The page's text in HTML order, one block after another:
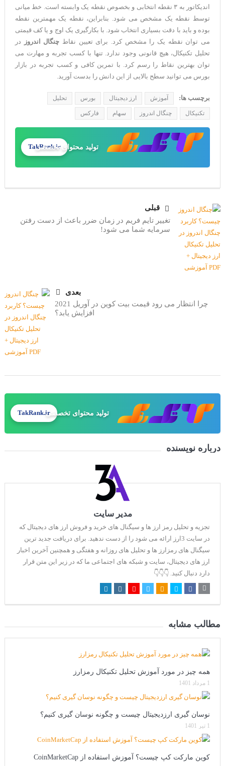
اندیکاتور به ۳ نقطه انتخابی و بخصوص نقطه یک وابسته است. خط میانی
توسط نقطه یک مشخص می شود. بنابراین، نقطه یک مهمترین نقطه
بوده و باید با دقت بسیاری انتخاب شود. با بکارگیری یک اوج و یا کف قیمتی
می توان نقطه یک را مشخص کرد. برای تعیین نقاط چنگال اندروز در
تحلیل تکنیکال، هیچ قانونی وجود ندارد. تنها با کسب تجربه و مهارت می
توان بهترین نقاط را رسم کرد. با تمرین کافی و کسب تجربه در بازار
بورس می توانید سطح بالایی از این دانش را بدست آورید.
برچسب ها: آموزش ارز دیجیتال بورس تحلیل
تکنیکال چنگال اندروز سهام فارکس
طراحی سایت حرفه‌ای
TakRank.ir
قبلی
تغییر تایم فریم در زمان ضرر باعث از دست رفتن
سرمایه شما می شود!
بعدی
چرا انتظار می رود قیمت بیت کوین در آوریل 2021
افزایش یابد؟
طراحی سایت حرفه‌ایTakRank.ir
درباره نویسنده
مدیر سایت
تجزیه و تحلیل رمز ارز ها و سیگنال های خرید و فروش ارز های دیجیتال که
در سایت 3ارز ارائه می شود را از دست ندهید. برای دریافت جدید ترین
سیگنال های رمزارز ها و تحلیل های روزانه و هفتگی و همچنین آخرین اخبار
ارز های دیجیتال، سایت و شبکه های اجتماعی ما که در زیر این متن قرار
دارد دنبال کنید. 👇👇👇
مطالب مشابه
همه چیز در مورد آموزش تحلیل تکنیکال رمزارز
1 مرداد 1401
نوسان گیری ارزدیجیتال چیست و چگونه نوسان گیری کنیم؟
1 تیر 1401
کوین مارکت کپ چیست؟ آموزش استفاده از CoinMarketCap